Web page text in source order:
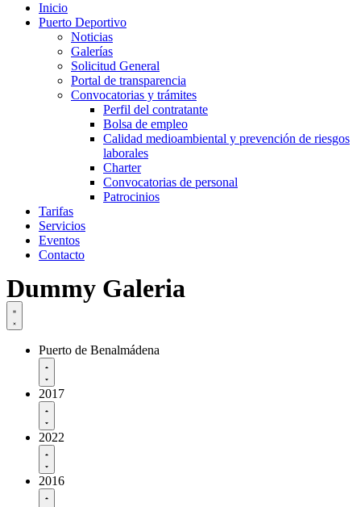
Inicio
Puerto Deportivo
Noticias
Galerías
Solicitud General
Portal de transparencia
Convocatorias y trámites
Perfil del contratante
Bolsa de empleo
Calidad medioambiental y prevención de riesgos
laborales
Charter
Convocatorias de personal
Patrocinios
Tarifas
Servicios
Eventos
Contacto
Dummy Galeria
Puerto de Benalmádena
2017
2022
2016